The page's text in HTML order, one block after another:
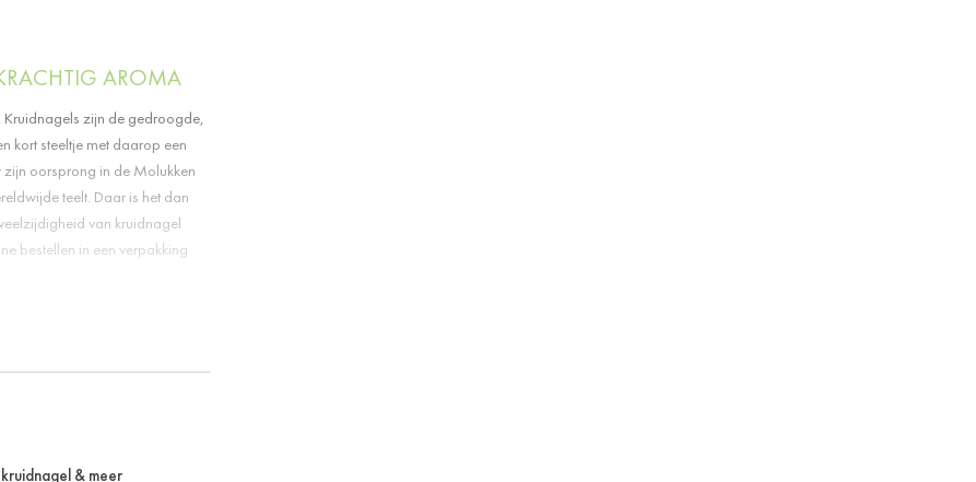
AROMA
Kruidnagels zijn de gedroogde,
kort steeltje met daarop een
zijn oorsprong in de Molukken
teelt. Daar is het dan
van kruidnagel
bestellen in een verpakking
In Nederland kennen we de
zich prima combineren
overigens vaak verward.
& meer